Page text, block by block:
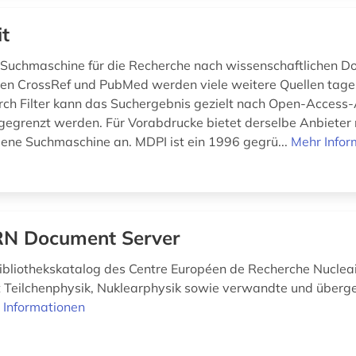
für die Recherche nach wissenschaftlichen
CrossRef und PubMed werden viele weitere Quellen
Filter kann das Suchergebnis gezielt nach Open-
werden. Für Vorabdrucke bietet derselbe
Suchmaschine an. MDPI ist ein 1996 gegrü... Mehr
Document Server
des Centre Européen de Recherche
Nuklearphysik sowie verwandte und
Informationen